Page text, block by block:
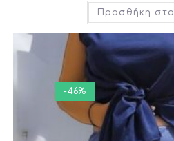
Προσθήκη
-46%